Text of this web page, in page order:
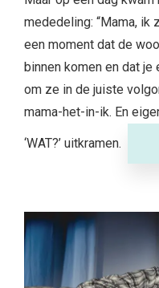
mededeling: “Mama, ik
een moment dat de
binnen komen en dat
om ze in de juiste
mama-het-in-ik. En
‘WAT?’ uitkramen.